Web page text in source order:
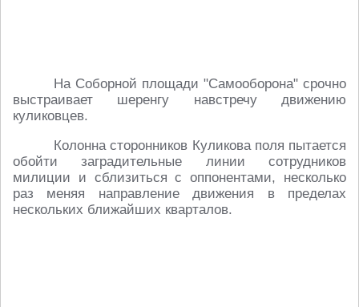
На Соборной площади "Самооборона" срочно
выстраивает шеренгу навстречу движению
куликовцев.
Колонна сторонников Куликова поля пытается
обойти заградительные линии сотрудников
милиции и сблизиться с оппонентами, несколько
раз меняя направление движения в пределах
нескольких ближайших кварталов.